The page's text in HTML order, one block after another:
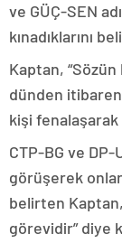
ve GÜÇ-SEN
kınadıklarını
Kaptan,
dünden
kişi fenalaşarak
CTP-BG ve
görüşerek
belirten
görevidir” diye